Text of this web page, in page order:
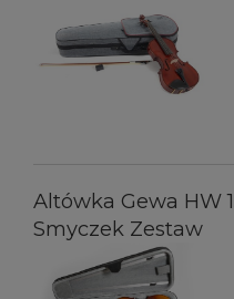
Altówka Gewa HW
Smyczek Zestaw